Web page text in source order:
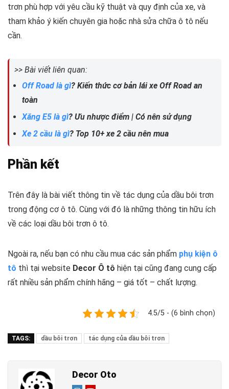
trơn phù hợp với yêu cầu kỹ thuật và quy định của xe, và
tham khảo ý kiến chuyên gia hoặc nhà sửa chữa ô tô nếu
cần.
>> Bài viết liên quan:
Off Road là gì? Kiến thức cơ bản lái xe Off Road an
toàn
Xăng E5 là gì? Ưu nhược điểm | Có nên sử dụng
Xe 2 cầu là gì? Top 10+ xe 2 cầu nên mua
Phần kết
Trên đây là bài viết thông tin về tác dụng của dầu bôi trơn
trong động cơ ô tô. Cùng với đó là những thông tin hữu ích
về các loại dầu bôi trơn ô tô.
Ngoài ra, nếu bạn có nhu cầu mua các sản phẩm phụ kiện ô
tô thì tại website Decor Ô tô hiện tại cũng đang cung cấp
rất nhiều sản phẩm chính hãng – giá tốt – chất lượng.
4.5/5 - (6 bình chọn)
TAGS: dầu bôi trơn tác dụng của dầu bôi trơn
Decor Oto